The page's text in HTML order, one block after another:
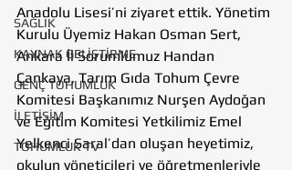
SAĞLIK
KAYNAK GELİŞTİRME
GENÇ TOHUMLUK
İLETİŞİM
TOHUMLUK TV
Anadolu Lisesi’ni ziyaret ettik. Yönetim
Kurulu Üyemiz Hakan Osman Sert,
Ankara İl Sorumlumuz Handan
Çankaya, Tarım Gıda Tohum Çevre
Komitesi Başkanımız Nurşen Aydoğan
ve Eğitim Komitesi Yetkilimiz Emel
Yelkenci Saral’dan oluşan heyetimiz,
okulun yöneticileri ve öğretmenleriyle